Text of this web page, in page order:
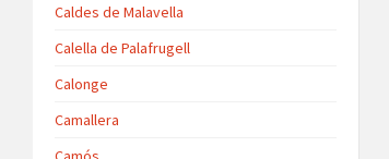
Caldes de Malavella
Calella de Palafrugell
Calonge
Camallera